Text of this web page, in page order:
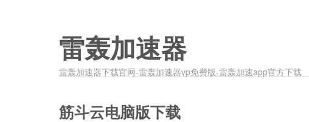
雷轰加速器
雷轰加速器下载官网-雷轰加速器vp免费版-雷轰加速app官方下载
筋斗云电脑版下载